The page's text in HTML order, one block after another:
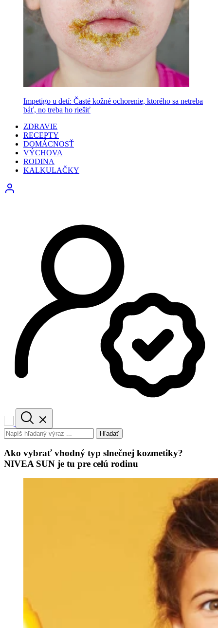
Impetigo u detí: Časté kožné ochorenie, ktorého sa netreba
báť, no treba ho riešiť
ZDRAVIE
RECEPTY
DOMÁCNOSŤ
VÝCHOVA
RODINA
KALKULAČKY
Hľadať
Ako vybrať vhodný typ slnečnej kozmetiky?
NIVEA SUN je tu pre celú rodinu